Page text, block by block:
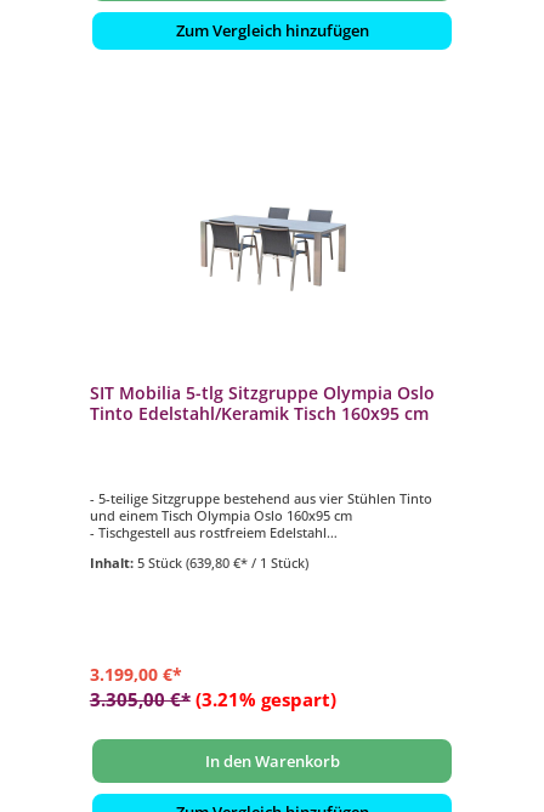
Zum Vergleich hinzufügen
SIT Mobilia 5-tlg Sitzgruppe Olympia Oslo
Tinto Edelstahl/Keramik Tisch 160x95 cm
- 5-teilige Sitzgruppe bestehend aus vier Stühlen Tinto
und einem Tisch Olympia Oslo 160x95 cm
- Tischgestell aus rostfreiem Edelstahl
- Stühle: Gestell aus Edelstahl, mit Textilen Batyline in
Inhalt: 5 Stück (639,80 €* / 1 Stück)
3.199,00 €*
3.305,00 €* (3.21% gespart)
In den Warenkorb